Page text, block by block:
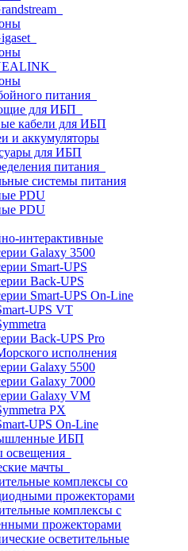
питания
для ИБП
кабели для ИБП
и аккумуляторы
для ИБП
питания
системы питания
PDU
PDU
интерактивные
Galaxy 3500
Smart-UPS
Back-UPS
Smart-UPS On-Line
UPS VT
Back-UPS Pro
исполнения
Galaxy 5500
Galaxy 7000
Galaxy VM
PX
UPS On-Line
ИБП
освещения
мачты
комплексы со
прожекторами
комплексы с
прожекторами
осветительные